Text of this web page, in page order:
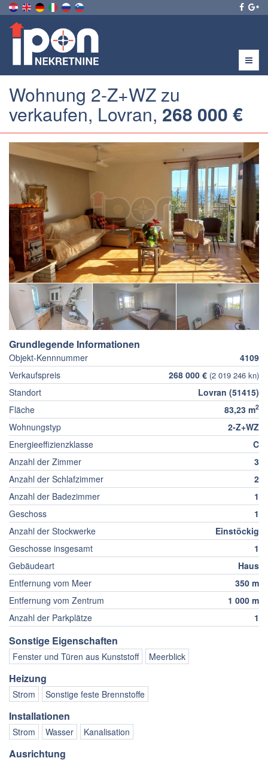
Menu
Wohnung 2-Z+WZ zu
verkaufen, Lovran, 268 000 €
Grundlegende Informationen
Objekt-Kennnummer
4109
Verkaufspreis
268 000 € (2 019 246 kn)
Standort
Lovran (51415)
Fläche
83,23 m2
Wohnungstyp
2-Z+WZ
Energieeffizienzklasse
C
Anzahl der Zimmer
3
Anzahl der Schlafzimmer
2
Anzahl der Badezimmer
1
Geschoss
1
Anzahl der Stockwerke
Einstöckig
Geschosse insgesamt
1
Gebäudeart
Haus
Entfernung vom Meer
350 m
Entfernung vom Zentrum
1 000 m
Anzahl der Parkplätze
1
Sonstige Eigenschaften
Fenster und Türen aus Kunststoff Meerblick
Heizung
Strom Sonstige feste Brennstoffe
Installationen
Strom Wasser Kanalisation
Ausrichtung